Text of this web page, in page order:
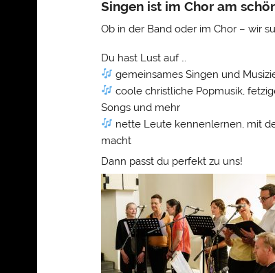
Singen ist im Chor am
Ob in der Band oder im Chor – wir
Du hast Lust auf …
gemeinsames Singen und
coole christliche Popmusik,
Songs und mehr
nette Leute kennenlernen, mit
macht
Dann passt du perfekt zu uns!